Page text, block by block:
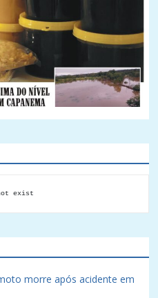
exist
morre após acidente em